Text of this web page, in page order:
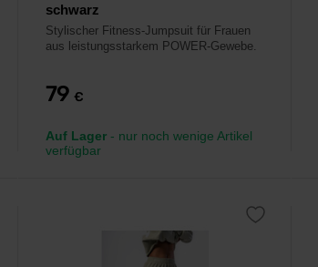
schwarz
Stylischer Fitness-Jumpsuit für Frauen
aus leistungsstarkem POWER-Gewebe.
79 €
Auf Lager - nur noch wenige Artikel
verfügbar